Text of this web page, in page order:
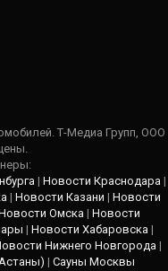
Т-Медиа Групп, ООО
| Новости Краснодара |
| Новости Казани | Новости
Омска| Новости
| Новости Хабаровска|
Нижнего Новгорода|
| Сауны Москвы